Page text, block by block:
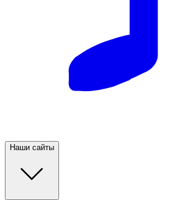
Наши сайты